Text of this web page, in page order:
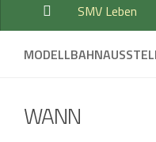
SMV Leben
WANN